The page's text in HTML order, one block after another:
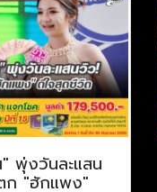
พุ่งวันละแสน
ก "ฮักแพง"